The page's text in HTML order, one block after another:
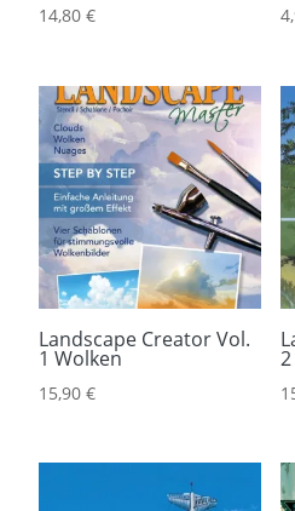
14,80 €
Landscape Creator Vol.
1 Wolken
15,90 €